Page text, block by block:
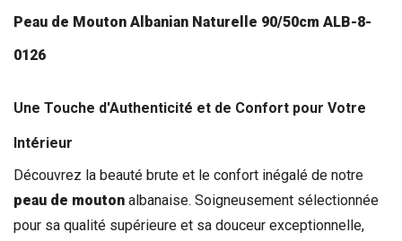
Peau de Mouton Albanian Naturelle 90/50cm ALB-8-
0126
Une Touche d'Authenticité et de Confort pour Votre
Intérieur
peau de mouton albanaise. Soigneusement sélectionnée
pour sa qualité supérieure et sa douceur exceptionnelle,